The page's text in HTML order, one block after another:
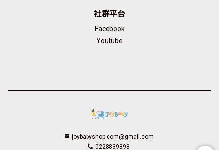
社群平台
Facebook
Youtube
joybabyshop.com@gmail.com
0228839898